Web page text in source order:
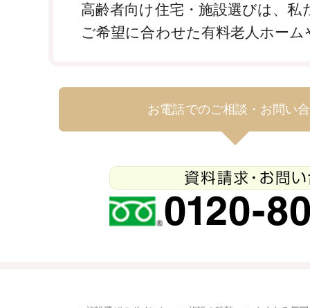
高齢者向け住宅・施設選びは、
ご希望に合わせた有料老人ホー
お電話でのご相談・お問い